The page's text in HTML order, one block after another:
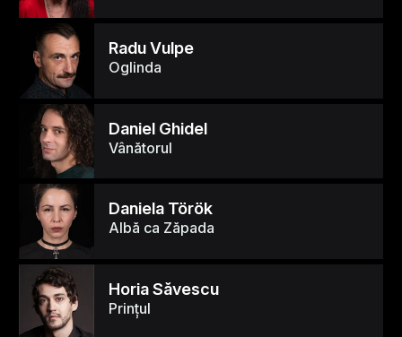
Radu Vulpe
Oglinda
Daniel Ghidel
Vânătorul
Daniela Török
Albă ca Zăpada
Horia Săvescu
Prinţul